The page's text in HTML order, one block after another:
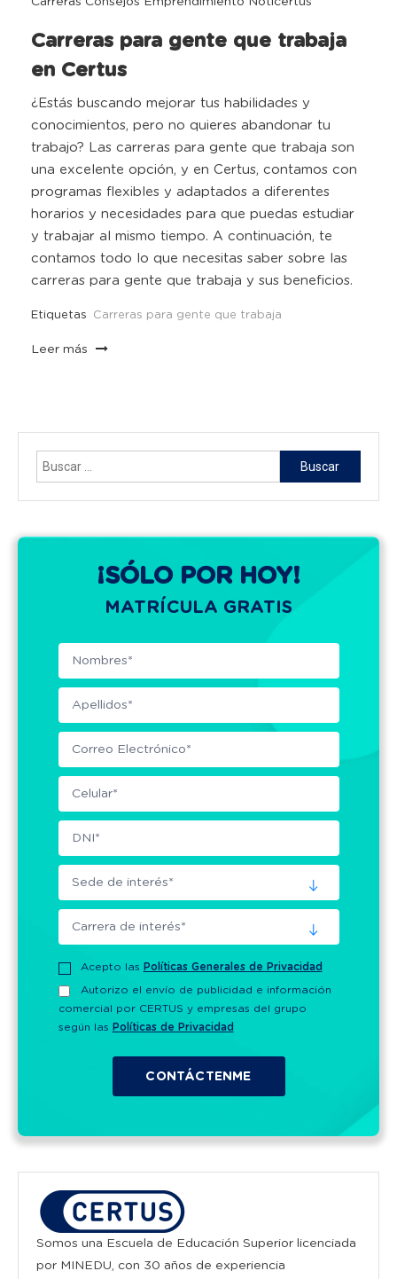
Carreras para gente que trabaja
en Certus
¿Estás buscando mejorar tus habilidades y
conocimientos, pero no quieres abandonar tu
trabajo? Las carreras para gente que trabaja son
una excelente opción, y en Certus, contamos con
programas flexibles y adaptados a diferentes
horarios y necesidades para que puedas estudiar
y trabajar al mismo tiempo. A continuación, te
contamos todo lo que necesitas saber sobre las
carreras para gente que trabaja y sus beneficios.
Etiquetas Carreras para gente que trabaja
Leer más
Buscar:
¡SÓLO POR HOY!
MATRÍCULA GRATIS
Acepto las Políticas Generales de Privacidad
Autorizo el envío de publicidad e información
comercial por CERTUS y empresas del grupo
según las Políticas de Privacidad
Somos una Escuela de Educación Superior licenciada
por MINEDU, con 30 años de experiencia